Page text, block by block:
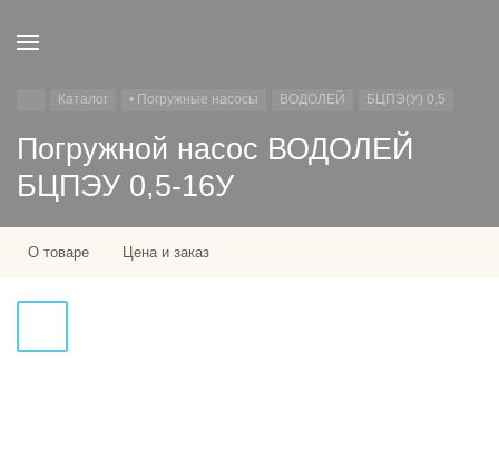
Каталог • Погружные насосы ВОДОЛЕЙ БЦПЭ(У) 0,5
Погружной насос ВОДОЛЕЙ
БЦПЭУ 0,5-16У
О товаре Цена и заказ